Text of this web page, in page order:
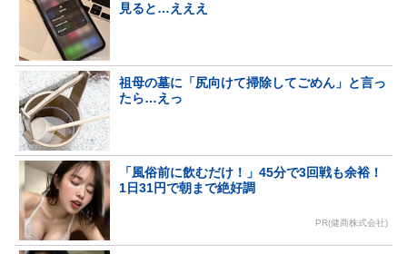
見ると…えええ
祖母の墓に「尻向けて掃除してごめん」と言っ
たら…えっ
「風俗前に飲むだけ！」45分で3回戦も余裕！
1日31円で朝まで絶好調
PR(健商株式会社)